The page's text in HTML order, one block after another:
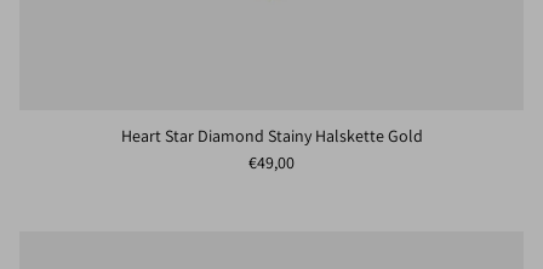
Heart Star Diamond Stainy Halskette Gold
Normaler Preis
€49,00